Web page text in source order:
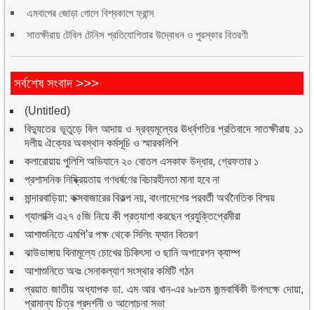
এমবাপের জোড়া গোলে বিশ্বকাপে ফ্রান্স
সাতক্ষীরায় টেবিল টেনিস প্রতিযোগিতার উদ্বোধন ও পুরস্কার বিতরণী
সর্বশেষ সংবাদ >>>
(Untitled)
বিদ্যুতের ভূতুড়ে বিল আদায় ও দ্রব্যমূল্যের ঊর্ধ্বগতির প্রতিবাদে সাতক্ষীরায় ১১
দলীয় ঐক্যের অবস্থান কর্মসূচি ও স্মারকলিপি
কলারোয়ায় পুলিশি অভিযানে ২০ বোতল এসকাফ উদ্ধার, গ্রেফতার ১
প্রশাসনিক নিষ্ক্রিয়তায় গণধর্ষণের বিচারহীনতা মানা হবে না
মান্দারবাড়িয়া: কক্সবাজারের বিকল্প নয়, বাংলাদেশের পরবর্তী অর্থনৈতিক বিস্ময়
গ্যালাক্সি এ২৭ ৫জি নিয়ে কী প্রত্যাশা করছেন প্রযুক্তিপ্রেমীরা
আশাশুনিতে এমপি’র পক্ষ থেকে সিলিং ফ্যান বিতরণ
ঝাউডাঙ্গায় বিনামূল্যে চোখের চিকিৎসা ও ছানি অপারেশন ক্যাম্প
আশাশুনিতে অবঃ সেনাকল্যাণ সংস্থার কমিটি গঠন
প্রয়াত জাতীয় অধ্যাপক ডা. এম আর খান-এর ৯৮তম জন্মবার্ষিকী উপলক্ষে দোয়া,
প্রামান্য চিত্র প্রদর্শনী ও আলোচনা সভা